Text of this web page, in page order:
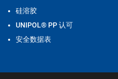
硅溶胶
UNIPOL® PP 认可
安全数据表